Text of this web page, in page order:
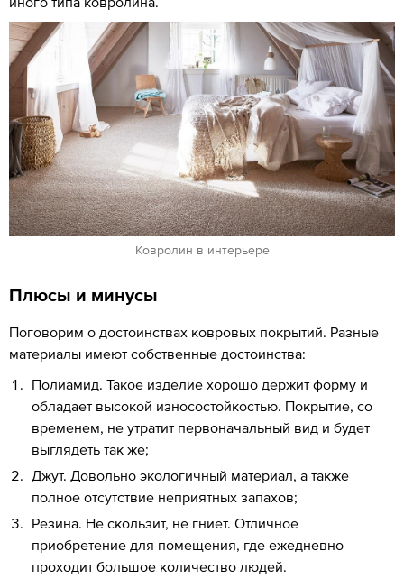
Ковролин в интерьере
Плюсы и минусы
Поговорим о достоинствах ковровых покрытий. Разные
материалы имеют собственные достоинства:
Полиамид. Такое изделие хорошо держит форму и
обладает высокой износостойкостью. Покрытие, со
временем, не утратит первоначальный вид и будет
выглядеть так же;
Джут. Довольно экологичный материал, а также
полное отсутствие неприятных запахов;
Резина. Не скользит, не гниет. Отличное
приобретение для помещения, где ежедневно
проходит большое количество людей.